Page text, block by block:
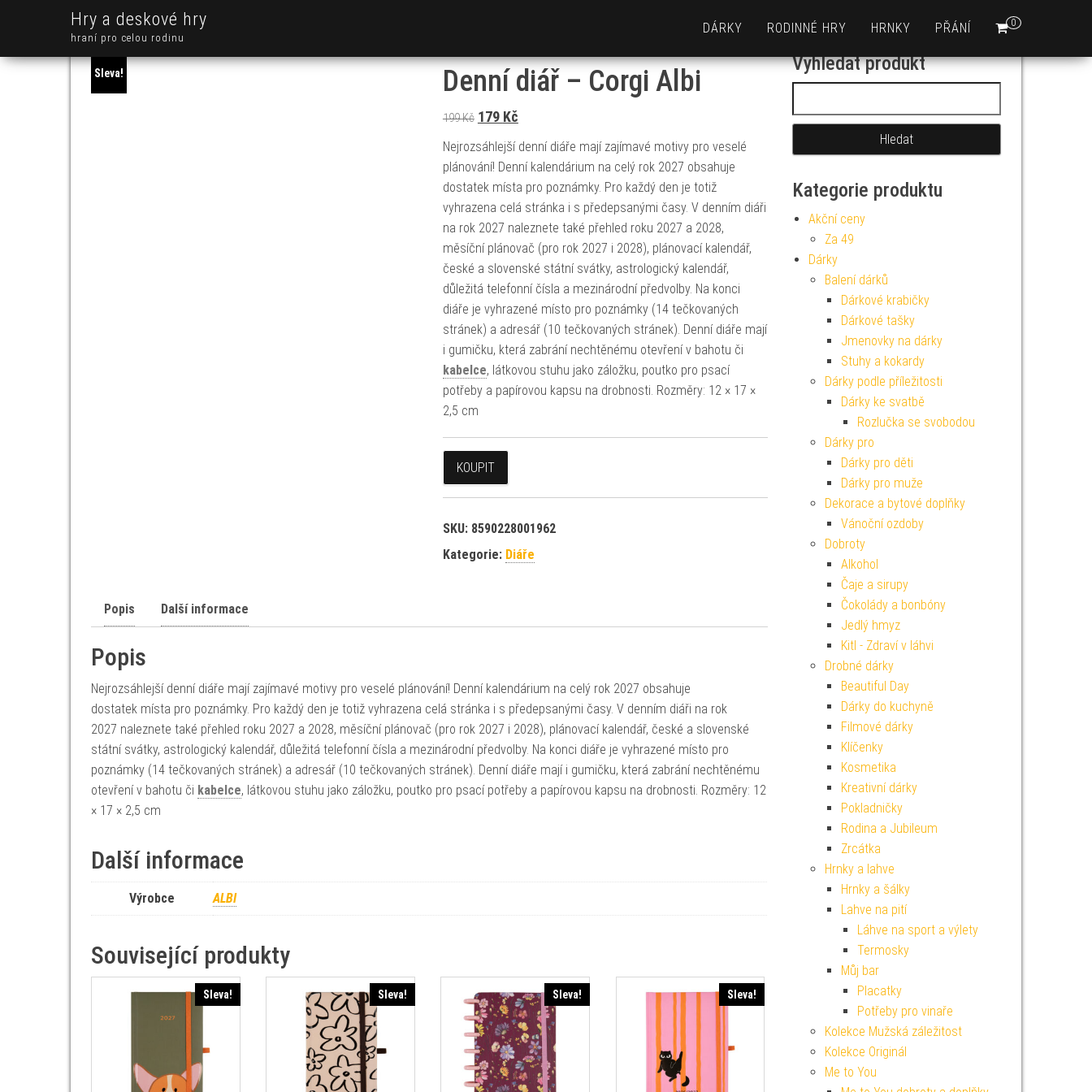
Hry a deskové hry
hraní pro celou rodinu
0
DÁRKY RODINNÉ HRY HRNKY PŘÁNÍ
Sleva! Denní diář – Corgi Albi
199Kč Původní cena byla: 199 Kč.
179 KčAktuální cena je: 179 Kč.
Nejrozsáhlejší denní diáře mají zajímavé motivy pro veselé
plánování! Denní kalendárium na celý rok 2027 obsahuje
dostatek místa pro poznámky. Pro každý den je totiž
vyhrazena celá stránka i s předepsanými časy. V denním diáři
na rok 2027 naleznete také přehled roku 2027 a 2028,
měsíční plánovač (pro rok 2027 i 2028), plánovací kalendář,
české a slovenské státní svátky, astrologický kalendář,
důležitá telefonní čísla a mezinárodní předvolby. Na konci
diáře je vyhrazené místo pro poznámky (14 tečkovaných
stránek) a adresář (10 tečkovaných stránek). Denní diáře mají
i gumičku, která zabrání nechtěnému otevření v bahotu či
kabelce, látkovou stuhu jako záložku, poutko pro psací
potřeby a papírovou kapsu na drobnosti. Rozměry: 12 × 17 ×
2,5 cm
KOUPIT
SKU: 8590228001962
Kategorie: Diáře
Popis Další informace
Popis
Nejrozsáhlejší denní diáře mají zajímavé motivy pro veselé plánování! Denní kalendárium na celý rok 2027 obsahuje
dostatek místa pro poznámky. Pro každý den je totiž vyhrazena celá stránka i s předepsanými časy. V denním diáři na rok
2027 naleznete také přehled roku 2027 a 2028, měsíční plánovač (pro rok 2027 i 2028), plánovací kalendář, české a slovenské
státní svátky, astrologický kalendář, důležitá telefonní čísla a mezinárodní předvolby. Na konci diáře je vyhrazené místo pro
poznámky (14 tečkovaných stránek) a adresář (10 tečkovaných stránek). Denní diáře mají i gumičku, která zabrání nechtěnému
otevření v bahotu či kabelce, látkovou stuhu jako záložku, poutko pro psací potřeby a papírovou kapsu na drobnosti. Rozměry: 12
× 17 × 2,5 cm
Další informace
Výrobce ALBI
Související produkty
Sleva! Sleva! Sleva! Sleva!
Vyhledat produkt
Kategorie produktu
Akční ceny
Za 49
Dárky
Balení dárků
Dárkové krabičky
Dárkové tašky
Jmenovky na dárky
Stuhy a kokardy
Dárky podle příležitosti
Dárky ke svatbě
Rozlučka se svobodou
Dárky pro
Dárky pro děti
Dárky pro muže
Dekorace a bytové doplňky
Vánoční ozdoby
Dobroty
Alkohol
Čaje a sirupy
Čokolády a bonbóny
Jedlý hmyz
Kitl - Zdraví v láhvi
Drobné dárky
Beautiful Day
Dárky do kuchyně
Filmové dárky
Klíčenky
Kosmetika
Kreativní dárky
Pokladničky
Rodina a Jubileum
Zrcátka
Hrnky a lahve
Hrnky a šálky
Lahve na pití
Láhve na sport a výlety
Termosky
Můj bar
Placatky
Potřeby pro vinaře
Kolekce Mužská záležitost
Kolekce Originál
Me to You